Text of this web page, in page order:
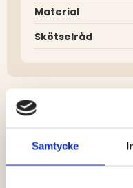
Samtycke
Material
Skötselråd